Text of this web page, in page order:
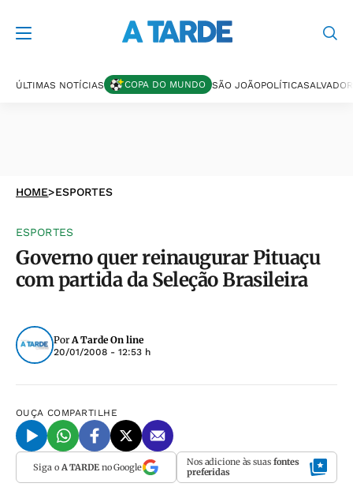
ÚLTIMAS NOTÍCIAS COPA DO MUNDO SÃO JOÃOPOLÍTICASALVADOR
HOME>ESPORTES
ESPORTES
Governo quer reinaugurar Pituaçu
com partida da Seleção Brasileira
PorA Tarde On line
20/01/2008 - 12:53 h
OUÇA COMPARTILHE
Siga o A TARDEno Google Nos adicione às suas fontes
preferidas